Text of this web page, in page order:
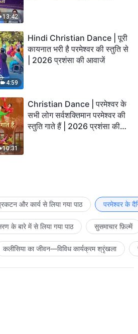
13:42
4:59
Hindi Christian Dance | पूरी
कायनात भरी है परमेश्वर की स्तुति से
| 2026 प्रशंसा की आवाजें
10:31
Christian Dance | परमेश्वर के
सभी लोग सर्वशक्तिमान परमेश्वर की
स्तुति गाते हैं | 2026 प्रशंसा की
और कार्य से लिया गया पाठ परमेश्वर के
बारे में से लिया गया पाठ सुसमाचार फ़िल्में
कलीसिया का जीवन—विविध कार्यक्रम श्रृंखला